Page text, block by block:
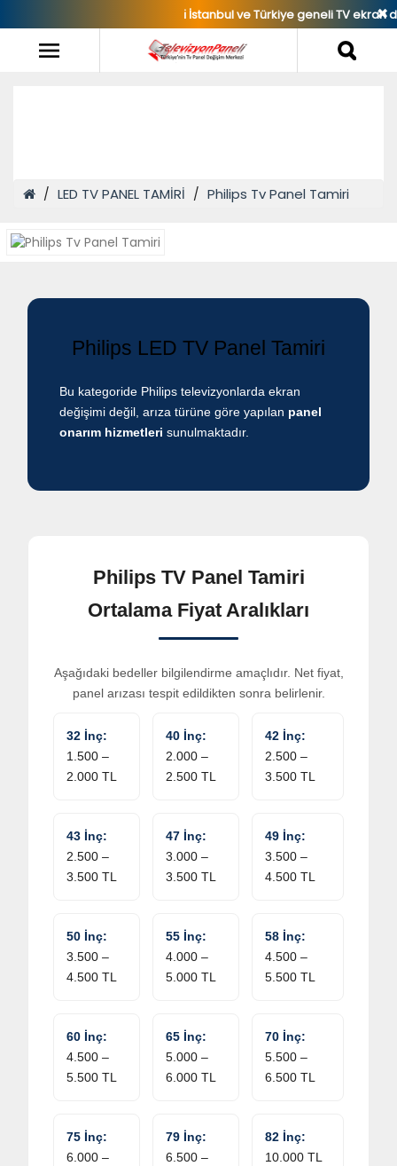
ℹ️ İstanbul ve Türkiye geneli TV ekran değişimi✖
LED TV PANEL TAMİRİ Philips Tv Panel Tamiri
Philips LED TV Panel Tamiri
Bu kategoride Philips televizyonlarda ekran
değişimi değil, arıza türüne göre yapılan panel
onarım hizmetleri sunulmaktadır.
Philips TV Panel Tamiri
Ortalama Fiyat Aralıkları
Aşağıdaki bedeller bilgilendirme amaçlıdır. Net fiyat,
panel arızası tespit edildikten sonra belirlenir.
32 İnç:
1.500 –
2.000 TL
40 İnç:
2.000 –
2.500 TL
42 İnç:
2.500 –
3.500 TL
43 İnç:
2.500 –
3.500 TL
47 İnç:
3.000 –
3.500 TL
49 İnç:
3.500 –
4.500 TL
50 İnç:
3.500 –
4.500 TL
55 İnç:
4.000 –
5.000 TL
58 İnç:
4.500 –
5.500 TL
60 İnç:
4.500 –
5.500 TL
65 İnç:
5.000 –
6.000 TL
70 İnç:
5.500 –
6.500 TL
75 İnç:
6.000 –
79 İnç:
6.500 –
82 İnç:
10.000 TL